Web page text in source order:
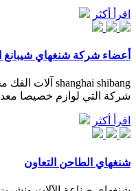
اقرأ أكثر
أعضاء شركة شنغهاي شيبانغ
شركة التي لوازم خصيصا
اقرأ أكثر
شنغهاي الطاحن التعاون